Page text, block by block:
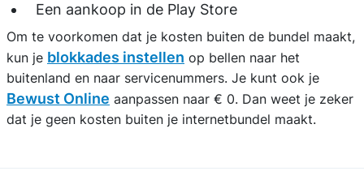
Een aankoop in de Play Store
Om te voorkomen dat je kosten buiten de bundel maakt,
kun je blokkades instellen op bellen naar het
buitenland en naar servicenummers. Je kunt ook je
Bewust Online aanpassen naar € 0. Dan weet je zeker
dat je geen kosten buiten je internetbundel maakt.